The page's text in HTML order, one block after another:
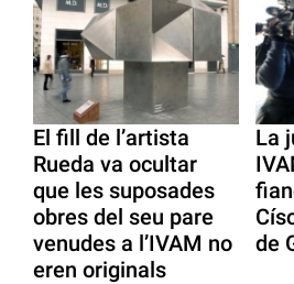
El fill de l’artista
Rueda va ocultar
que les suposades
obres del seu pare
venudes a l’IVAM no
eren originals
La
de